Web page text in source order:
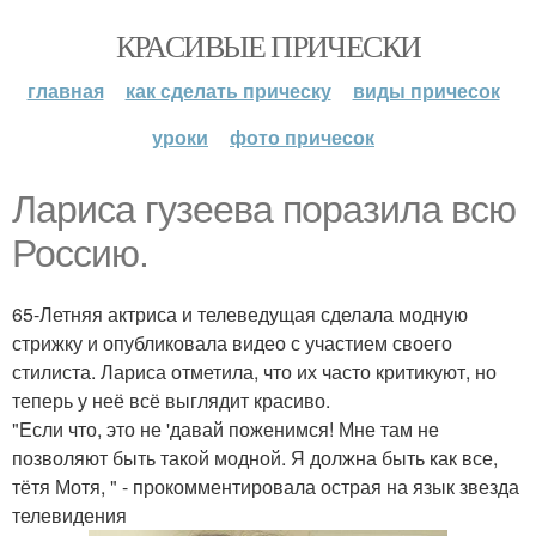
КРАСИВЫЕ ПРИЧЕСКИ
главная как сделать прическу
виды причесок
уроки
фото причесок
Лариса гузеева поразила всю
Россию.
65-Летняя актриса и телеведущая сделала модную
стрижку и опубликовала видео с участием своего
стилиста. Лариса отметила, что их часто критикуют, но
теперь у неё всё выглядит красиво.
"Если что, это не 'давай поженимся! Мне там не
позволяют быть такой модной. Я должна быть как все,
тётя Мотя, " - прокомментировала острая на язык звезда
телевидения